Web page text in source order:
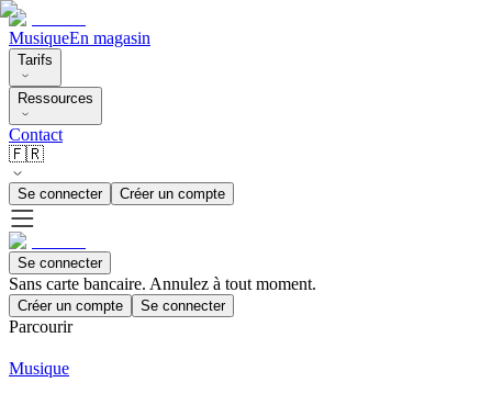
MusiqueEn magasin
Tarifs
Ressources
Contact
🇫🇷
Se connecter Créer un compte
Se connecter
Sans carte bancaire. Annulez à tout moment.
Créer un compte Se connecter
Parcourir
Musique